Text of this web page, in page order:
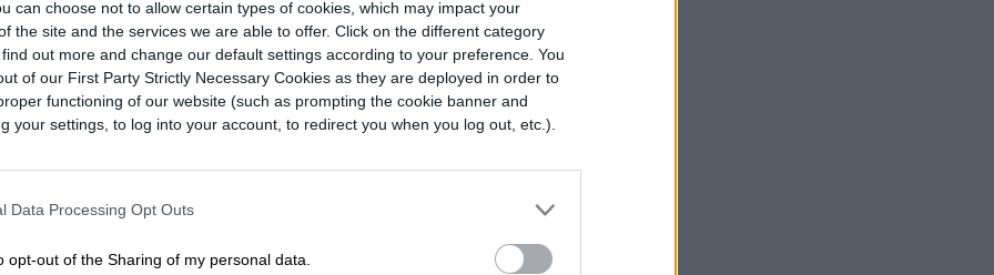
can choose not to allow certain types of cookies, which may impact your
the site and the services we are able to offer. Click on the different category
out more and change our default settings according to your preference. You
of our First Party Strictly Necessary Cookies as they are deployed in order to
functioning of our website (such as prompting the cookie banner and
your settings, to log into your account, to redirect you when you log out, etc.).
Data Processing Opt Outs
opt-out of the Sharing of my personal data.
Tesla también está sobre la mesa. Este diseño
y baterías del fabricante de autos
de futuros centros de datos espaciales,